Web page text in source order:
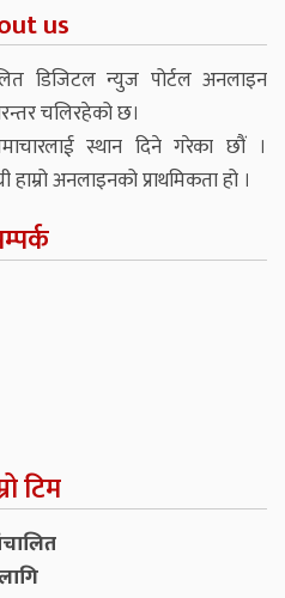
us
डिजिटल न्युज पोर्टल अनलाइन
चलिरहेको छ।
स्थान दिने गरेका छौं ।
अनलाइनको प्राथमिकता हो ।
टिम